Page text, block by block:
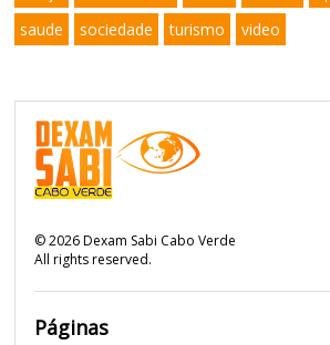
saude
sociedade turismo video
©2026Dexam Sabi Cabo Verde
All rights reserved.
Páginas